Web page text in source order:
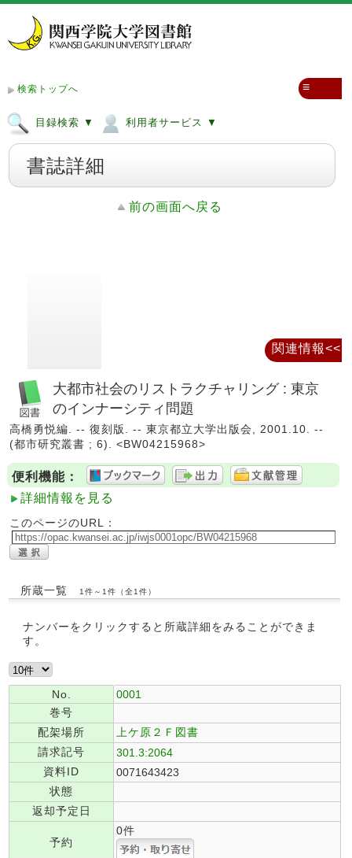
検索トップへ
目録検索 ▼ 利用者サービス ▼
≡
書誌詳細
前の画面へ戻る
大都市社会のリストラクチャリング : 東京
のインナーシティ問題
高橋勇悦編. -- 復刻版. -- 東京都立大学出版会, 2001.10. --
(都市研究叢書 ; 6). <BW04215968>
便利機能：
詳細情報を見る
このページのURL：
所蔵一覧 1件～1件（全1件）
ナンバーをクリックすると所蔵詳細をみることができま
す。
No.
0001
巻号
配架場所
上ケ原２Ｆ図書
請求記号
301.3:2064
資料ID
0071643423
状態
返却予定日
予約
0件
関連情報<<